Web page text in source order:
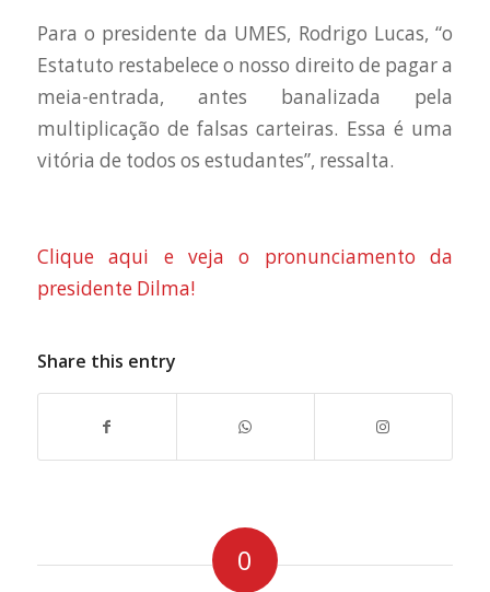
Para o presidente da UMES, Rodrigo Lucas, “o
Estatuto restabelece o nosso direito de pagar a
meia-entrada, antes banalizada pela
multiplicação de falsas carteiras. Essa é uma
vitória de todos os estudantes”, ressalta.
Clique aqui e veja o pronunciamento da
presidente Dilma!
Share this entry
0